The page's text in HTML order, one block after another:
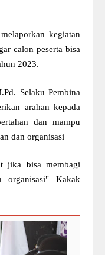
kegiatan
calon peserta bisa
2023.
Selaku Pembina
arahan kepada
dan mampu
dan organisasi
jika bisa membagi
organisasi" Kakak